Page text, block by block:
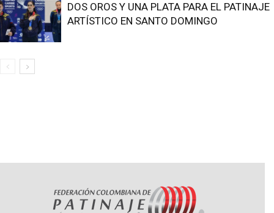
DOS OROS Y UNA PLATA PARA EL PATINAJE
ARTÍSTICO EN SANTO DOMINGO